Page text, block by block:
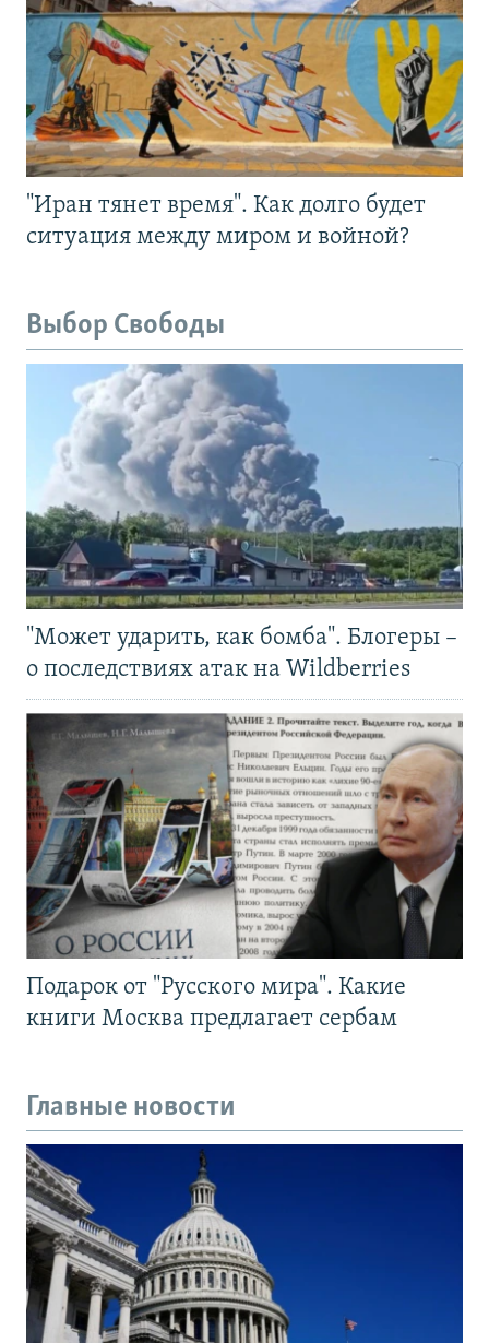
"Иран тянет время". Как долго будет
ситуация между миром и войной?
Выбор Свободы
"Может ударить, как бомба". Блогеры –
о последствиях атак на Wildberries
Подарок от "Русского мира". Какие
книги Москва предлагает сербам
Главные новости